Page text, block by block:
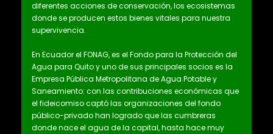
diferentes acciones de conservación, los ecosistemas
donde se producen estos bienes vitales para nuestra
supervivencia.
En Ecuador el FONAG, es el Fondo para la Protección del
Agua para Quito y uno de sus principales socios es la
Empresa Pública Metropolitana de Agua Potable y
Saneamiento: con las contribuciones económicas que
el fideicomiso captó las organizaciones del fondo
público-privado han logrado que las cumbreras
donde nace el agua de la capital, hasta hace muy